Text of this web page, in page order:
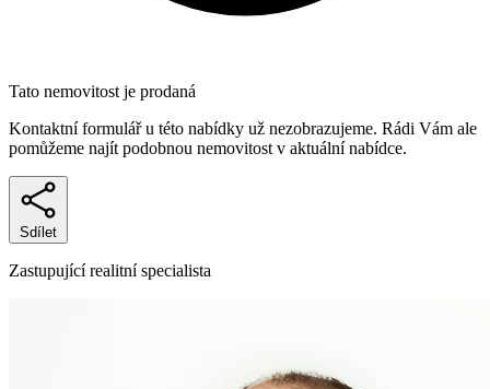
Tato nemovitost je prodaná
Kontaktní formulář u této nabídky už nezobrazujeme. Rádi Vám ale
pomůžeme najít podobnou nemovitost v aktuální nabídce.
Sdílet
Zastupující realitní specialista